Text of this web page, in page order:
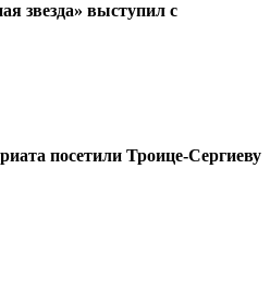
звезда» выступил с
посетили Троице-Сергиеву